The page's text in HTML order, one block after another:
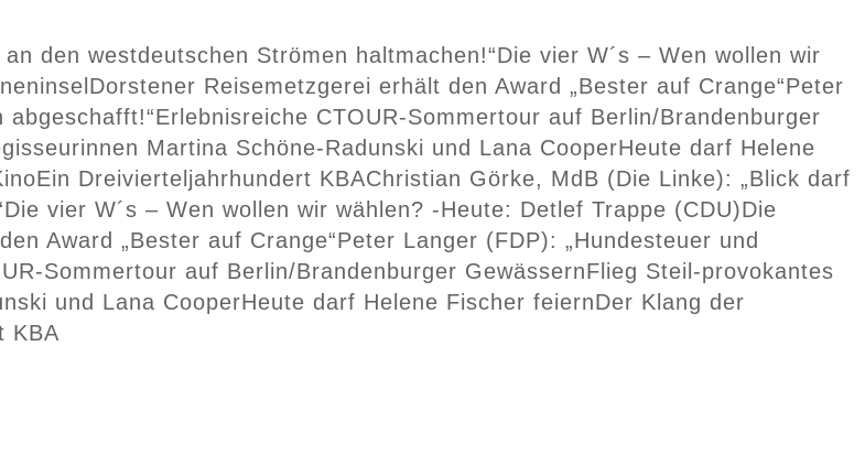
den westdeutschen Strömen haltmachen!“Die vier W´s – Wen wollen wir
Dorstener Reisemetzgerei erhält den Award „Bester auf Crange“Peter
abgeschafft!“Erlebnisreiche CTOUR-Sommertour auf Berlin/Brandenburger
Martina Schöne-Radunski und Lana CooperHeute darf Helene
Ein Dreivierteljahrhundert KBAChristian Görke, MdB (Die Linke): „Blick darf
Die vier W´s – Wen wollen wir wählen? -Heute: Detlef Trappe (CDU)Die
Award „Bester auf Crange“Peter Langer (FDP): „Hundesteuer und
Sommertour auf Berlin/Brandenburger GewässernFlieg Steil-provokantes
und Lana CooperHeute darf Helene Fischer feiernDer Klang der
KBA